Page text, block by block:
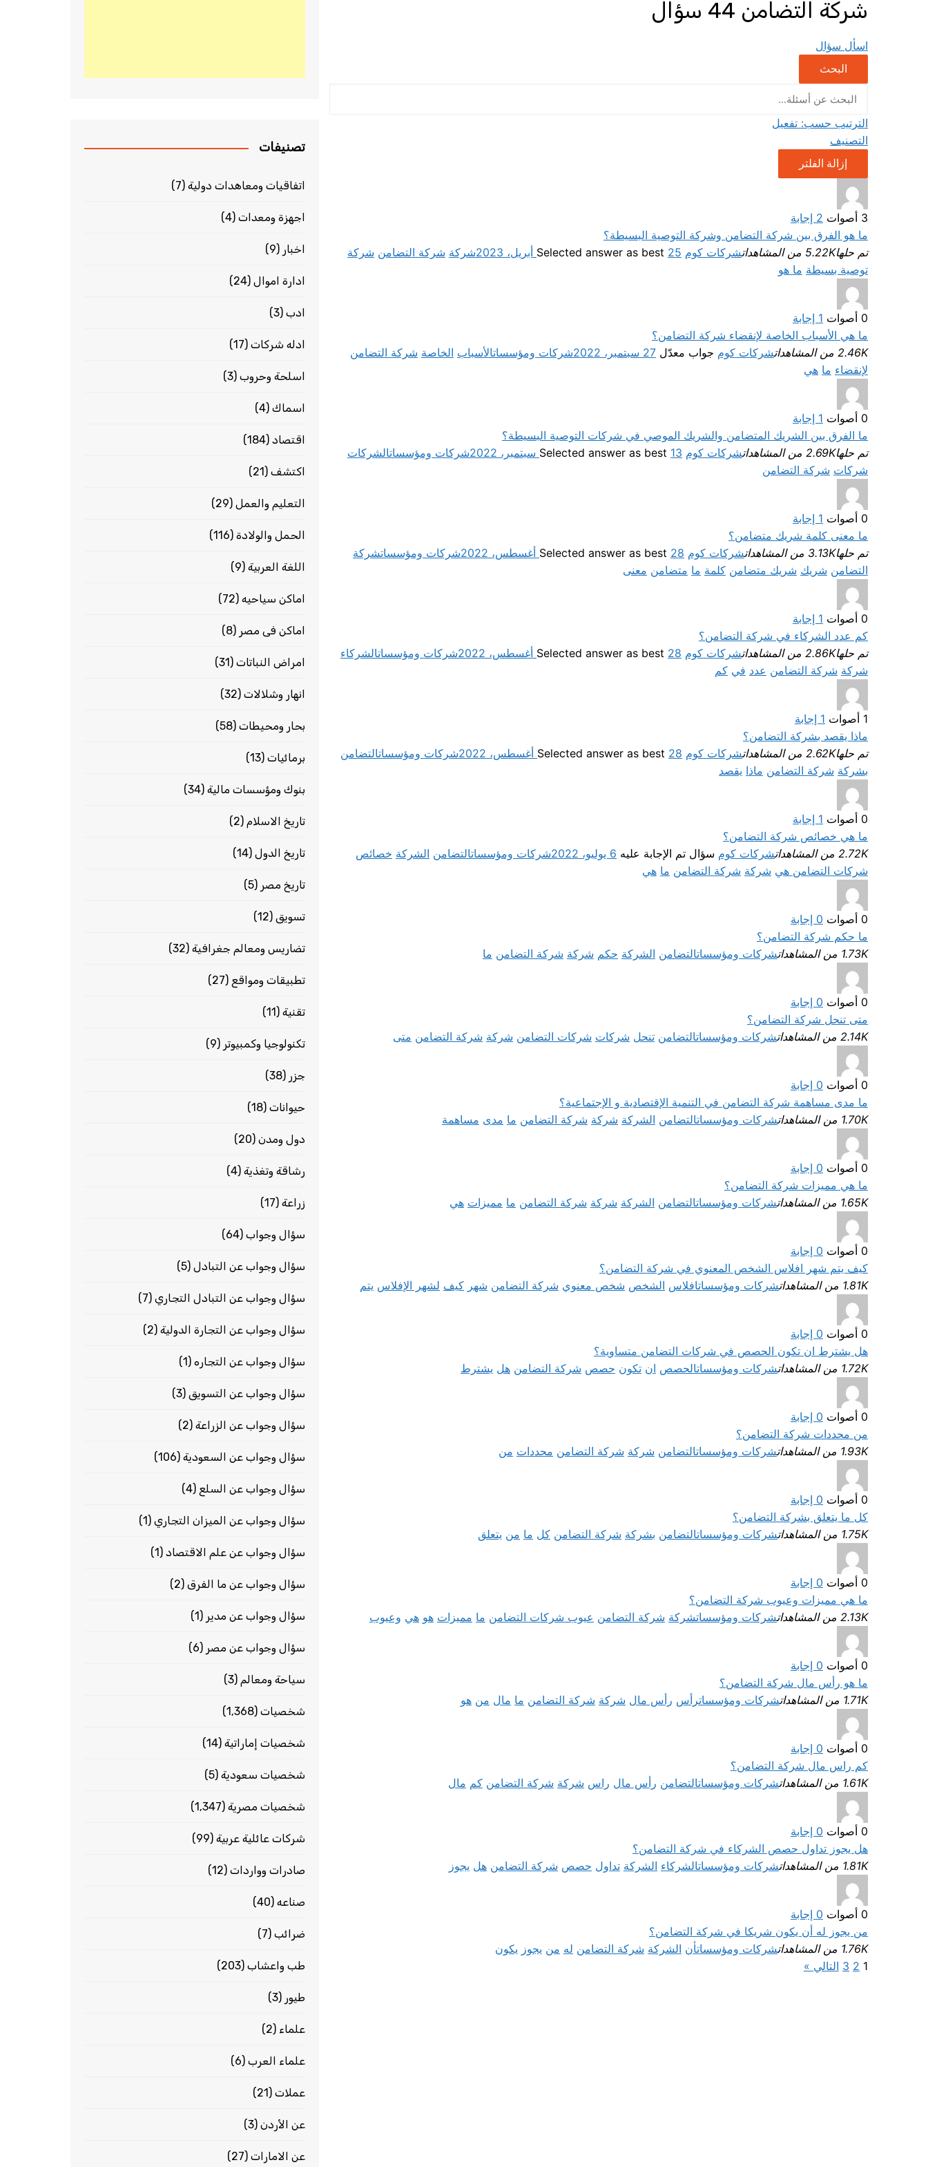
شركة التضامن 44 سؤال
اسأل سؤال
البحث
الترتيب حسب: تفعيل
التصنيف
إزالة الفلتر
3 أصوات 2 إجابة
ما هو الفرق بين شركة التضامن وشركة التوصية البسيطة؟
تم حلها5.22K من المشاهدات شركات كوم 25 أبريل، 2023 شركة شركة التضامن شركة
توصية بسيطة ما هو
0 أصوات 1 إجابة
ما هي الأسباب الخاصة لإنقضاء شركة التضامن؟
2.46K من المشاهدات
شركات كوم جواب معدّل 27 سبتمبر، 2022 شركات ومؤسساتالأسباب الخاصة شركة التضامن
لإنقضاء ما هي
0 أصوات 1 إجابة
ما الفرق بين الشريك المتضامن والشريك الموصي في شركات التوصية البسيطة؟
تم حلها2.69K من المشاهدات شركات كوم 13 سبتمبر، 2022 شركات ومؤسساتالشركات
شركات شركة التضامن
0 أصوات 1 إجابة
ما معنى كلمة شريك متضامن؟
تم حلها3.13K من المشاهدات شركات كوم 28 أغسطس، 2022 شركات ومؤسساتشركة
التضامن شريك شريك متضامن كلمة ما متضامن معنى
0 أصوات 1 إجابة
كم عدد الشركاء في شركة التضامن؟
تم حلها2.86K من المشاهدات شركات كوم 28 أغسطس، 2022 شركات ومؤسساتالشركاء
شركة شركة التضامن عدد في كم
1 أصوات 1 إجابة
ماذا يقصد بشركة التضامن؟
تم حلها2.62K من المشاهدات شركات كوم 28 أغسطس، 2022 شركات ومؤسساتالتضامن
بشركة شركة التضامن ماذا يقصد
0 أصوات 1 إجابة
ما هي خصائص شركة التضامن؟
2.72K من المشاهدات
شركات كوم سؤال تم الإجابة عليه 6 يوليو، 2022 شركات ومؤسساتالتضامن الشركة خصائص
شركات التضامن هي شركة شركة التضامن ما هي
0 أصوات 0 إجابة
ما حكم شركة التضامن؟
1.73K من المشاهدات
شركات ومؤسساتالتضامن الشركة حكم شركة شركة التضامن ما
0 أصوات 0 إجابة
متى تنحل شركة التضامن؟
2.14K من المشاهدات
شركات ومؤسساتالتضامن تنحل شركات شركات التضامن شركة شركة التضامن متى
0 أصوات 0 إجابة
ما مدى مساهمة شركة التضامن في التنمية الإقتصادية و الإجتماعية؟
1.70K من المشاهدات
شركات ومؤسساتالتضامن الشركة شركة شركة التضامن ما مدى مساهمة
0 أصوات 0 إجابة
ما هي مميزات شركة التضامن؟
1.65K من المشاهدات
شركات ومؤسساتالتضامن الشركة شركة شركة التضامن ما مميزات هي
0 أصوات 0 إجابة
كيف يتم شهر افلاس الشخص المعنوي في شركة التضامن؟
1.81K من المشاهدات
شركات ومؤسساتافلاس الشخص شخص معنوي شركة التضامن شهر كيف لشهر الإفلاس يتم
0 أصوات 0 إجابة
هل يشترط ان تكون الحصص في شركات التضامن متساوية؟
1.72K من المشاهدات
شركات ومؤسساتالحصص ان تكون حصص شركة التضامن هل يشترط
0 أصوات 0 إجابة
من محددات شركة التضامن؟
1.93K من المشاهدات
شركات ومؤسساتالتضامن شركة شركة التضامن محددات من
0 أصوات 0 إجابة
كل ما يتعلق بشركة التضامن؟
1.75K من المشاهدات
شركات ومؤسساتالتضامن بشركة شركة التضامن كل ما من يتعلق
0 أصوات 0 إجابة
ما هي مميزات وعيوب شركة التضامن؟
2.13K من المشاهدات
شركات ومؤسساتشركة شركة التضامن عيوب شركات التضامن ما مميزات هو هي وعيوب
0 أصوات 0 إجابة
ما هو رأس مال شركة التضامن؟
1.71K من المشاهدات
شركات ومؤسساترأس رأس مال شركة شركة التضامن ما مال من هو
0 أصوات 0 إجابة
كم راس مال شركة التضامن؟
1.61K من المشاهدات
شركات ومؤسساتالتضامن رأس مال راس شركة شركة التضامن كم مال
0 أصوات 0 إجابة
هل يجوز تداول حصص الشركاء في شركة التضامن؟
1.81K من المشاهدات
شركات ومؤسساتالشركاء الشركة تداول حصص شركة التضامن هل يجوز
0 أصوات 0 إجابة
من يجوز له أن يكون شريكا في شركة التضامن؟
1.76K من المشاهدات
شركات ومؤسساتأن الشركة شركة التضامن له من يجوز يكون
1
2
3 التالي »
تصنيفات
اتفاقيات ومعاهدات دولية (7)
اجهزة ومعدات (4)
اخبار (9)
ادارة اموال (24)
ادب (3)
ادله شركات (17)
اسلحة وحروب (3)
اسماك (4)
اقتصاد (184)
اكتشف (21)
التعليم والعمل (29)
الحمل والولادة (116)
اللغة العربية (9)
اماكن سياحيه (72)
اماكن فى مصر (8)
امراض النباتات (31)
انهار وشلالات (32)
بحار ومحيطات (58)
برمائيات (13)
بنوك ومؤسسات مالية (34)
تاريخ الاسلام (2)
تاريخ الدول (14)
تاريخ مصر (5)
تسويق (12)
تضاريس ومعالم جغرافية (32)
تطبيقات ومواقع (27)
تقنية (11)
تكنولوجيا وكمبيوتر (9)
جزر (38)
حيوانات (18)
دول ومدن (20)
رشاقة وتغذية (4)
زراعة (17)
سؤال وجواب (64)
سؤال وجواب عن التبادل (5)
سؤال وجواب عن التبادل التجاري (7)
سؤال وجواب عن التجارة الدولية (2)
سؤال وجواب عن التجاره (1)
سؤال وجواب عن التسويق (3)
سؤال وجواب عن الزراعة (2)
سؤال وجواب عن السعودية (106)
سؤال وجواب عن السلع (4)
سؤال وجواب عن الميزان التجاري (1)
سؤال وجواب عن علم الاقتصاد (1)
سؤال وجواب عن ما الفرق (2)
سؤال وجواب عن مدير (1)
سؤال وجواب عن مصر (6)
سياحة ومعالم (3)
شخصيات (1٬368)
شخصيات إماراتية (14)
شخصيات سعودية (5)
شخصيات مصرية (1٬347)
شركات عائلية عربية (99)
صادرات وواردات (12)
صناعه (40)
ضرائب (7)
طب واعشاب (203)
طيور (3)
علماء (2)
علماء العرب (6)
عملات (21)
عن الأردن (3)
عن الامارات (27)